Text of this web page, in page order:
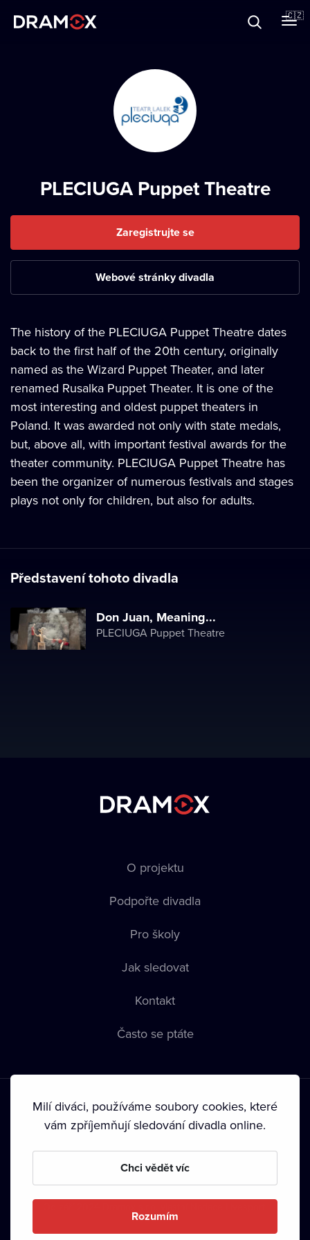
🇨🇿
PLECIUGA Puppet Theatre
Zaregistrujte se
Webové stránky divadla
The history of the PLECIUGA Puppet Theatre dates
back to the first half of the 20th century, originally
named as the Wizard Puppet Theater, and later
renamed Rusalka Puppet Theater. It is one of the
most interesting and oldest puppet theaters in
Poland. It was awarded not only with state medals,
but, above all, with important festival awards for the
theater community. PLECIUGA Puppet Theatre has
been the organizer of numerous festivals and stages
plays not only for children, but also for adults.
Představení tohoto divadla
Don Juan, Meaning...
PLECIUGA Puppet Theatre
O projektu
Podpořte divadla
Pro školy
Jak sledovat
Kontakt
Často se ptáte
Podmínky používání • Ochrana soukromí • Zásady používání
• Autorská práva•
Milí diváci, používáme soubory cookies, které
vám zpříjemňují sledování divadla online.
Chci vědět víc
Rozumím